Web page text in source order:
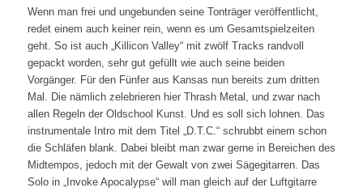
Wenn man frei und ungebunden seine Tonträger veröffentlicht,
redet einem auch keiner rein, wenn es um Gesamtspielzeiten
geht. So ist auch „Killicon Valley“ mit zwölf Tracks randvoll
gepackt worden, sehr gut gefüllt wie auch seine beiden
Vorgänger. Für den Fünfer aus Kansas nun bereits zum dritten
Mal. Die nämlich zelebrieren hier Thrash Metal, und zwar nach
allen Regeln der Oldschool Kunst. Und es soll sich lohnen. Das
instrumentale Intro mit dem Titel „D.T.C.“ schrubbt einem schon
die Schläfen blank. Dabei bleibt man zwar gerne in Bereichen des
Midtempos, jedoch mit der Gewalt von zwei Sägegitarren. Das
Solo in „Invoke Apocalypse“ will man gleich auf der Luftgitarre